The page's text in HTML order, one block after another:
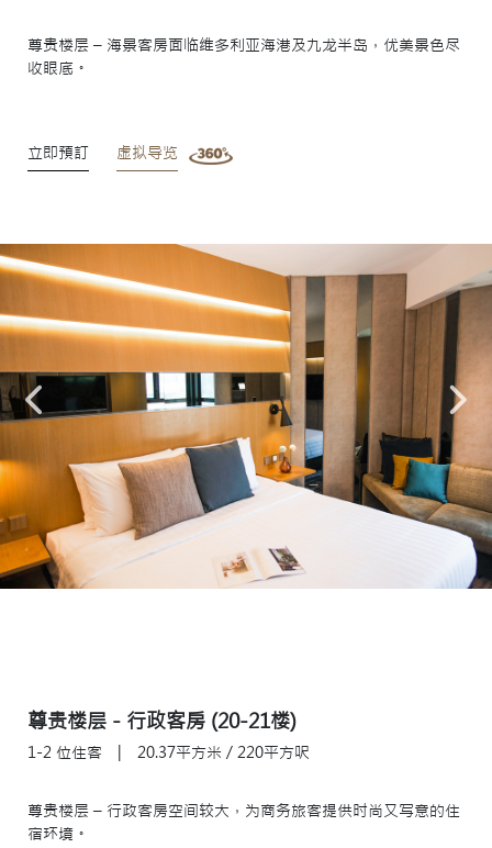
尊贵楼层 – 海景客房面临维多利亚海港及九龙半岛，优美景色尽
收眼底。
立即預訂 虚拟导览
尊贵楼层 - 行政客房 (20-21楼)
1-2 位住客 20.37平方米 / 220平方呎
尊贵楼层 – 行政客房空间较大，为商务旅客提供时尚又写意的住
宿环境。